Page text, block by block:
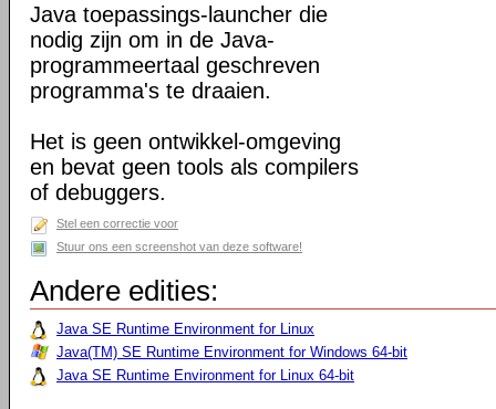
Java toepassings-launcher die
nodig zijn om in de Java-
programmeertaal geschreven
programma's te draaien.
Het is geen ontwikkel-omgeving
en bevat geen tools als compilers
of debuggers.
Stel een correctie voor
Stuur ons een screenshot van deze software!
Andere edities:
Java SE Runtime Environment for Linux
Java(TM) SE Runtime Environment for Windows 64-bit
Java SE Runtime Environment for Linux 64-bit